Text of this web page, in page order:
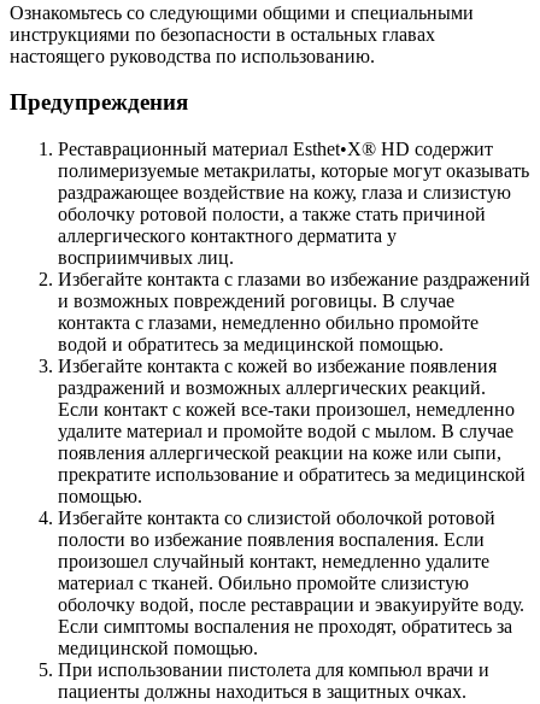
Ознакомьтесь со следующими общими и специальными
инструкциями по безопасности в остальных главах
настоящего руководства по использованию.
Предупреждения
Реставрационный материал Esthet•X® HD содержит
полимеризуемые метакрилаты, которые могут оказывать
раздражающее воздействие на кожу, глаза и слизистую
оболочку ротовой полости, а также стать причиной
аллергического контактного дерматита у
восприимчивых лиц.
Избегайте контакта с глазами во избежание раздражений
и возможных повреждений роговицы. В случае
контакта с глазами, немедленно обильно промойте
водой и обратитесь за медицинской помощью.
Избегайте контакта с кожей во избежание появления
раздражений и возможных аллергических реакций.
Если контакт с кожей все-таки произошел, немедленно
удалите материал и промойте водой с мылом. В случае
появления аллергической реакции на коже или сыпи,
прекратите использование и обратитесь за медицинской
помощью.
Избегайте контакта со слизистой оболочкой ротовой
полости во избежание появления воспаления. Если
произошел случайный контакт, немедленно удалите
материал с тканей. Обильно промойте слизистую
оболочку водой, после реставрации и эвакуируйте воду.
Если симптомы воспаления не проходят, обратитесь за
медицинской помощью.
При использовании пистолета для компьюл врачи и
пациенты должны находиться в защитных очках.